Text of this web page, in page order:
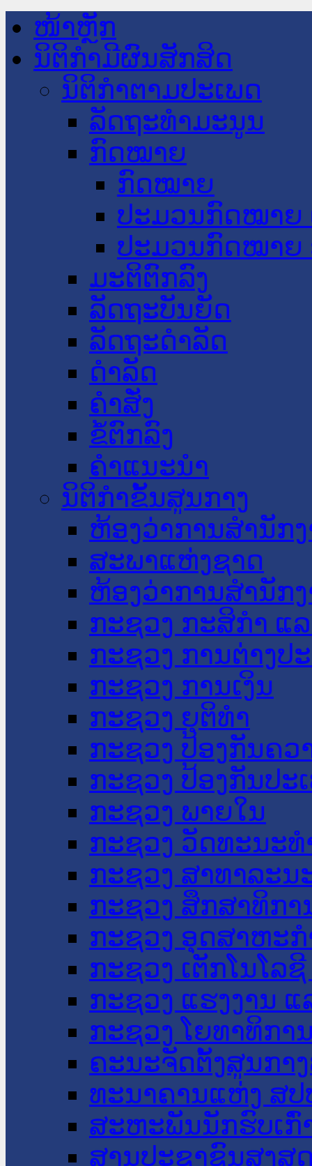
ໜ້າຫຼັກ
ນິຕິກໍາມີຜົນສັກສິດ
ນິຕິກໍາຕາມປະເພດ
ລັດຖະທໍາມະນູນ
ກົດໝາຍ
ກົດໝາຍ
ປະມວນກົດໝາຍ
ປະມວນກົດໝາຍ
ມະຕິຕົກລົງ
ລັດຖະບັນຍັດ
ລັດຖະດໍາລັດ
ດໍາລັດ
ຄໍາສັ່ງ
ຂໍ້ຕົກລົງ
ຄໍາແນະນໍາ
ນິຕິກໍາຂັ້ນສູນກາງ
ຫ້ອງວ່າການສໍານັກ
ສະພາແຫ່ງຊາດ
ຫ້ອງວ່າການສຳນັກ
ກະຊວງ ກະສິກຳ ແ
ກະຊວງ ການຕ່າງປ
ກະຊວງ ການເງິນ
ກະຊວງ ຍຸຕິທໍາ
ກະຊວງ ປ້ອງກັນຄວ
ກະຊວງ ປ້ອງກັນປະ
ກະຊວງ ພາຍໃນ
ກະຊວງ ວັດທະນະ
ກະຊວງ ສາທາລະນ
ກະຊວງ ສຶກສາທິກາ
ກະຊວງ ອຸດສາຫະ
ກະຊວງ ເຕັກໂນໂລ
ກະຊວງ ແຮງງານ
ກະຊວງ ໂຍທາທິກາ
ຄະນະຈັດຕັ້ງສູນກາ
ທະນາຄານແຫ່ງ ສປ
ສະຫະພັນນັກຮົບເກົ່
ສານປະຊາຊົນສູງສຸ